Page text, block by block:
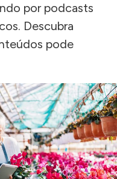
por podcasts
Descubra
pode